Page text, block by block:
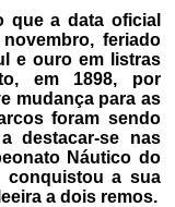
que a data oficial
feriado
e ouro em listras
em 1898, por
mudança para as
foram sendo
destacar-se nas
Náutico do
conquistou a sua
a dois remos.